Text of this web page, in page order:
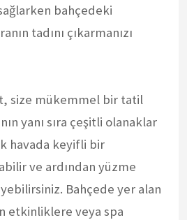
bahçedeki
tadını çıkarmanızı
size mükemmel bir tatil
yanı sıra çeşitli olanaklar
havada keyifli bir
ve ardından yüzme
Bahçede yer alan
etkinliklere veya spa